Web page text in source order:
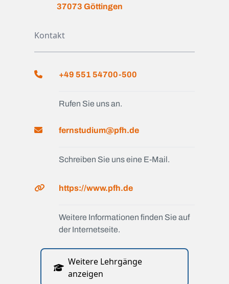
37073 Göttingen
Kontakt
+49 551 54700-500
Rufen Sie uns an.
fernstudium@pfh.de
Schreiben Sie uns eine E-Mail.
https://www.pfh.de
Weitere Informationen finden Sie auf
der Internetseite.
Weitere Lehrgänge
anzeigen